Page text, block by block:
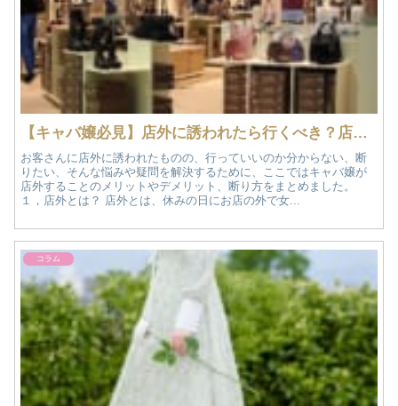
【キャバ嬢必見】店外に誘われたら行くべき？店外のメリットとデメリット、断り方を徹底解説！
お客さんに店外に誘われたものの、行っていいのか分からない、断
りたい、そんな悩みや疑問を解決するために、ここではキャバ嬢が
店外することのメリットやデメリット、断り方をまとめました。
１，店外とは？ 店外とは、休みの日にお店の外で女...
コラム